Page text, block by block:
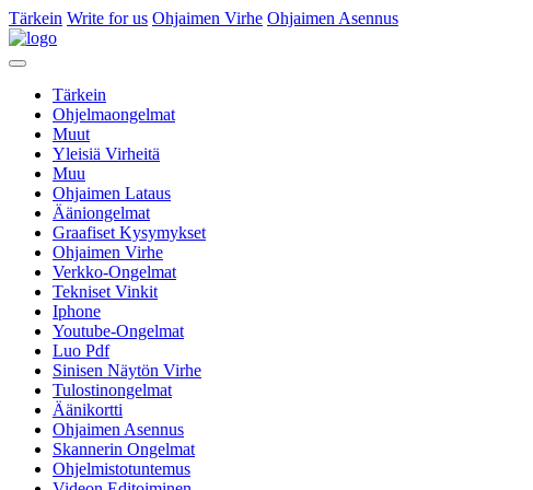
Tärkein Write for us Ohjaimen Virhe Ohjaimen Asennus
Tärkein
Ohjelmaongelmat
Muut
Yleisiä Virheitä
Muu
Ohjaimen Lataus
Ääniongelmat
Graafiset Kysymykset
Ohjaimen Virhe
Verkko-Ongelmat
Tekniset Vinkit
Iphone
Youtube-Ongelmat
Luo Pdf
Sinisen Näytön Virhe
Tulostinongelmat
Äänikortti
Ohjaimen Asennus
Skannerin Ongelmat
Ohjelmistotuntemus